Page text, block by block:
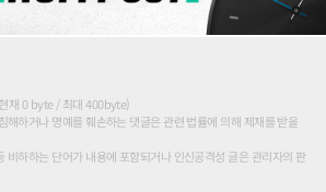
재 0 byte / 최대 400byte)
해하거나 명예를 훼손하는 댓글은 관련 법률에 의해 제재를 받을
비하하는 단어가 내용에 포함되거나 인신공격성 글은 관리자의 판